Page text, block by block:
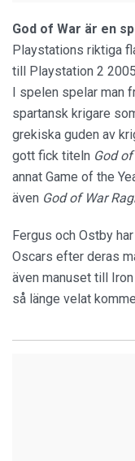
God of War är en
Playstations riktiga
till Playstation 2
I spelen spelar man
spartansk krigare
grekiska guden av
gott fick titeln God of
annat Game of the
även God of War
Fergus och Ostby
Oscars efter deras
även manuset till
så länge velat